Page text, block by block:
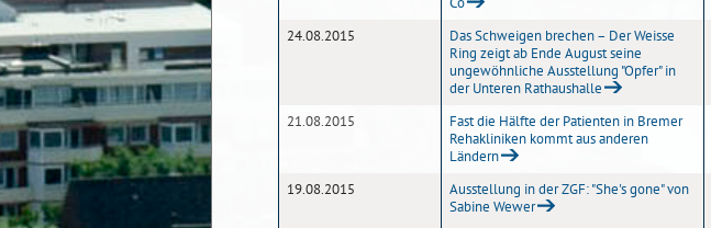
24.08.2015
Das Schweigen brechen – Der Weisse
Ring zeigt ab Ende August seine
ungewöhnliche Ausstellung "Opfer" in
der Unteren Rathaushalle
21.08.2015
Fast die Hälfte der Patienten in Bremer
Rehakliniken kommt aus anderen
Ländern
19.08.2015
Ausstellung in der ZGF: "She's gone" von
Sabine Wewer